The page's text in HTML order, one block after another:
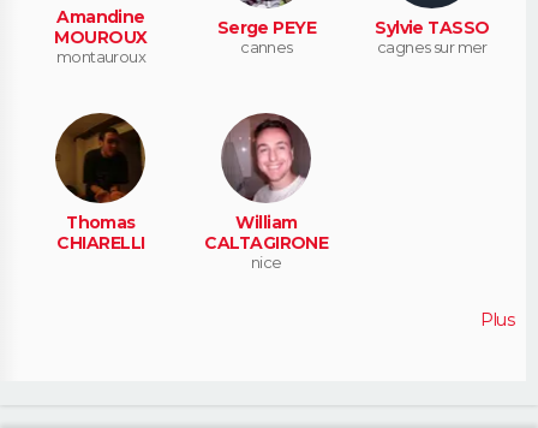
Amandine
MOUROUX
montauroux
Serge PEYE
cannes
Sylvie TASSO
cagnes sur mer
Thomas
CHIARELLI
William
CALTAGIRONE
nice
Plus